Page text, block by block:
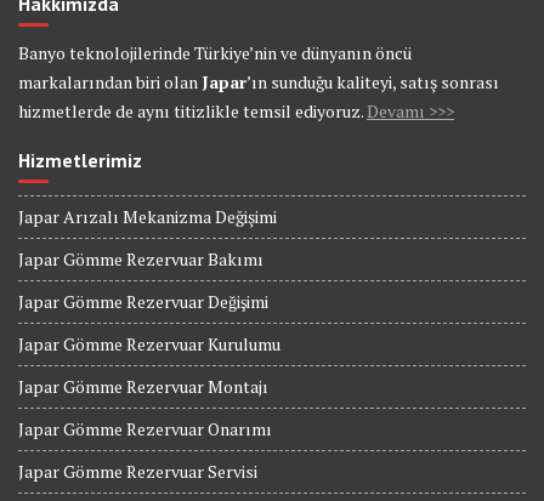
Banyo teknolojilerinde Türkiye’nin ve dünyanın öncü
markalarından biri olan Japar’ın sunduğu kaliteyi, satış sonrası
hizmetlerde de aynı titizlikle temsil ediyoruz.Devamı >>>
Hizmetlerimiz
Japar Arızalı Mekanizma Değişimi
Japar Gömme Rezervuar Bakımı
Japar Gömme Rezervuar Değişimi
Japar Gömme Rezervuar Kurulumu
Japar Gömme Rezervuar Montajı
Japar Gömme Rezervuar Onarımı
Japar Gömme Rezervuar Servisi